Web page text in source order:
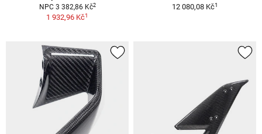
NPC 3 382,86 Kč2
1 932,96 Kč1
12 080,08 Kč1